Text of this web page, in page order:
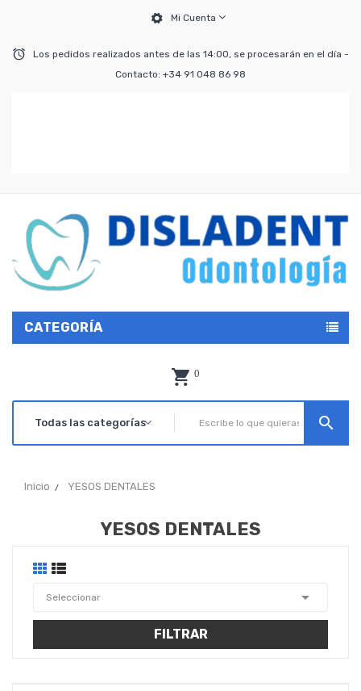
Mi Cuenta
Los pedidos realizados antes de las 14:00, se procesarán en el día -
Contacto: +34 91 048 86 98
CATEGORÍA
0
search
Inicio YESOS DENTALES
YESOS DENTALES
Seleccionar 
FILTRAR